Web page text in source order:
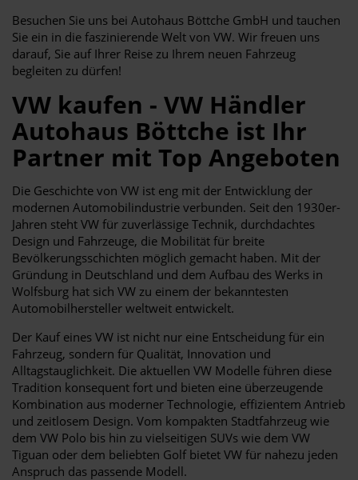
Besuchen Sie uns bei Autohaus Böttche GmbH und tauchen
Sie ein in die faszinierende Welt von VW. Wir freuen uns
darauf, Sie auf Ihrer Reise zu Ihrem neuen Fahrzeug
begleiten zu dürfen!
VW kaufen - VW Händler
Autohaus Böttche ist Ihr
Partner mit Top Angeboten
Die Geschichte von VW ist eng mit der Entwicklung der
modernen Automobilindustrie verbunden. Seit den 1930er-
Jahren steht VW für zuverlässige Technik, durchdachtes
Design und Fahrzeuge, die Mobilität für breite
Bevölkerungsschichten möglich gemacht haben. Mit der
Gründung in Deutschland und dem Aufbau des Werks in
Wolfsburg hat sich VW zu einem der bekanntesten
Automobilhersteller weltweit entwickelt.
Der Kauf eines VW ist nicht nur eine Entscheidung für ein
Fahrzeug, sondern für Qualität, Innovation und
Alltagstauglichkeit. Die aktuellen VW Modelle führen diese
Tradition konsequent fort und bieten eine überzeugende
Kombination aus moderner Technologie, effizientem Antrieb
und zeitlosem Design. Vom kompakten Stadtfahrzeug wie
dem VW Polo bis hin zu vielseitigen SUVs wie dem VW
Tiguan oder dem beliebten Golf bietet VW für nahezu jeden
Anspruch das passende Modell.